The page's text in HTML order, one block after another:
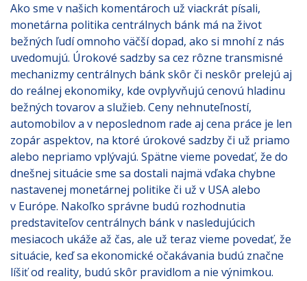
Ako sme v našich komentároch už viackrát písali,
monetárna politika centrálnych bánk má na život
bežných ľudí omnoho väčší dopad, ako si mnohí z nás
uvedomujú. Úrokové sadzby sa cez rôzne transmisné
mechanizmy centrálnych bánk skôr či neskôr prelejú aj
do reálnej ekonomiky, kde ovplyvňujú cenovú hladinu
bežných tovarov a služieb. Ceny nehnuteľností,
automobilov a v neposlednom rade aj cena práce je len
zopár aspektov, na ktoré úrokové sadzby či už priamo
alebo nepriamo vplývajú. Spätne vieme povedať, že do
dnešnej situácie sme sa dostali najmä vďaka chybne
nastavenej monetárnej politike či už v USA alebo
v Európe. Nakoľko správne budú rozhodnutia
predstaviteľov centrálnych bánk v nasledujúcich
mesiacoch ukáže až čas, ale už teraz vieme povedať, že
situácie, keď sa ekonomické očakávania budú značne
líšiť od reality, budú skôr pravidlom a nie výnimkou.